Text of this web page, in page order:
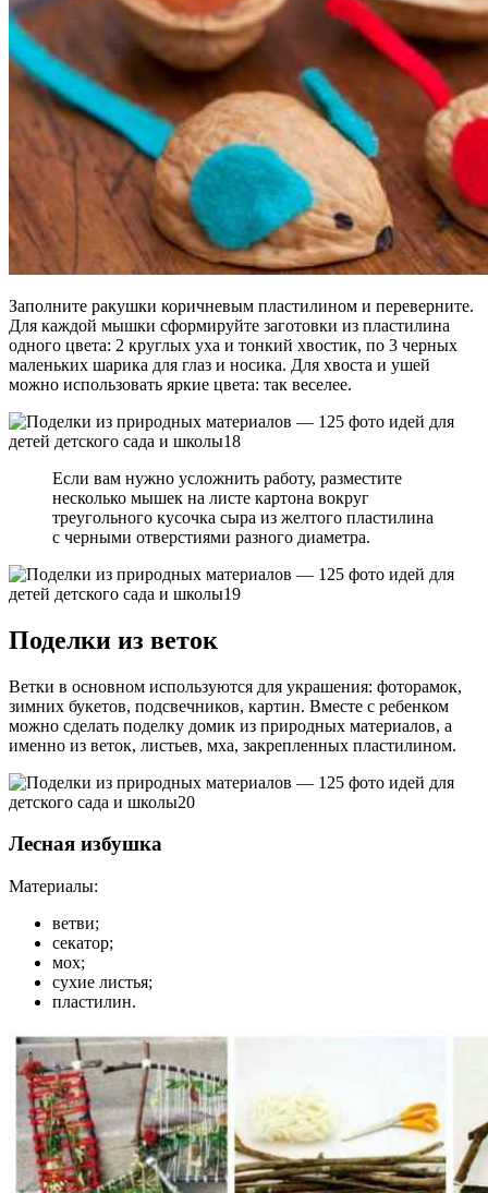
Заполните ракушки коричневым пластилином и переверните.
Для каждой мышки сформируйте заготовки из пластилина
одного цвета: 2 круглых уха и тонкий хвостик, по 3 черных
маленьких шарика для глаз и носика. Для хвоста и ушей
можно использовать яркие цвета: так веселее.
Если вам нужно усложнить работу, разместите
несколько мышек на листе картона вокруг
треугольного кусочка сыра из желтого пластилина
с черными отверстиями разного диаметра.
Поделки из веток
Ветки в основном используются для украшения: фоторамок,
зимних букетов, подсвечников, картин. Вместе с ребенком
можно сделать поделку домик из природных материалов, а
именно из веток, листьев, мха, закрепленных пластилином.
Лесная избушка
Материалы:
ветви;
секатор;
мох;
сухие листья;
пластилин.